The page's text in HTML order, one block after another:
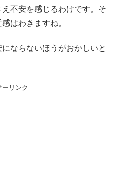
不安を感じるわけです。そ
はわきますね。
ならないほうがおかしいと
ーリンク